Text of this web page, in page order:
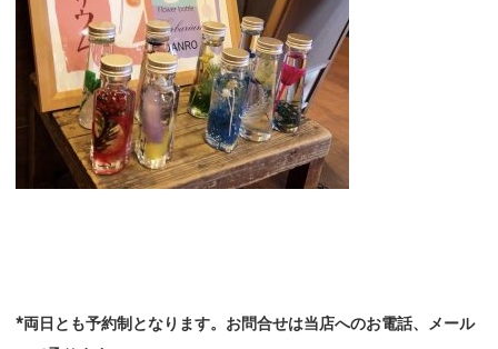
*両日とも予約制となります。お問合せは当店へのお電話、メール